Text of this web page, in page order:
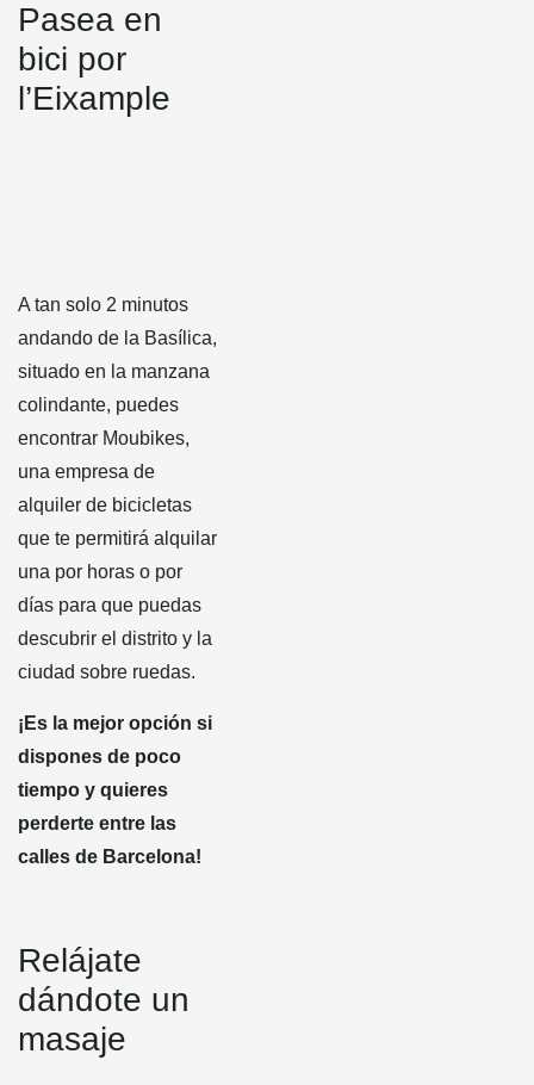
Pasea en
bici por
l’Eixample
A tan solo 2 minutos
andando de la Basílica,
situado en la manzana
colindante, puedes
encontrar Moubikes,
una empresa de
alquiler de bicicletas
que te permitirá alquilar
una por horas o por
días para que puedas
descubrir el distrito y la
ciudad sobre ruedas.
¡Es la mejor opción si
dispones de poco
tiempo y quieres
perderte entre las
calles de Barcelona!
Relájate
dándote un
masaje